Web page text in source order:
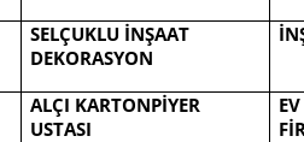
SELÇUKLU İNŞAAT
DEKORASYON
ALÇI KARTONPİYER
USTASI